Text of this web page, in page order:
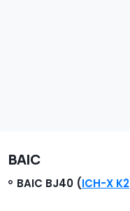
BAIC
BAIC BJ40 (ICH-X K2